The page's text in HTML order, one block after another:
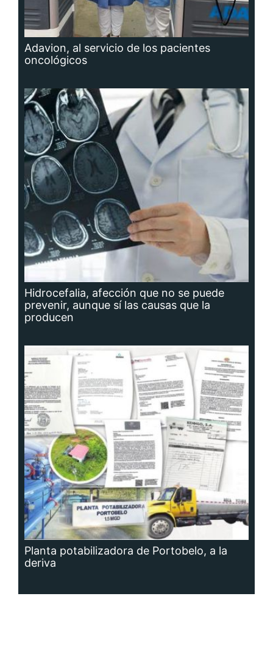
Adavion, al servicio de los pacientes
oncológicos
Hidrocefalia, afección que no se puede
prevenir, aunque sí las causas que la
producen
Planta potabilizadora de Portobelo, a la
deriva